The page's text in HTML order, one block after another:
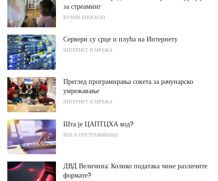
за стреаминг
КУЋНИ БИОСКОП
Сервери су срце и плућа на Интернету
ИНТЕРНЕТ И МРЕЖА
Преглед програмирања сокета за рачунарско
умрежавање
ИНТЕРНЕТ И МРЕЖА
Шта је ЦАПТЦХА код?
ВЕБ И ПРЕТРАЖИВАЊЕ
ДВД Величина: Колико података чине различите
формате?